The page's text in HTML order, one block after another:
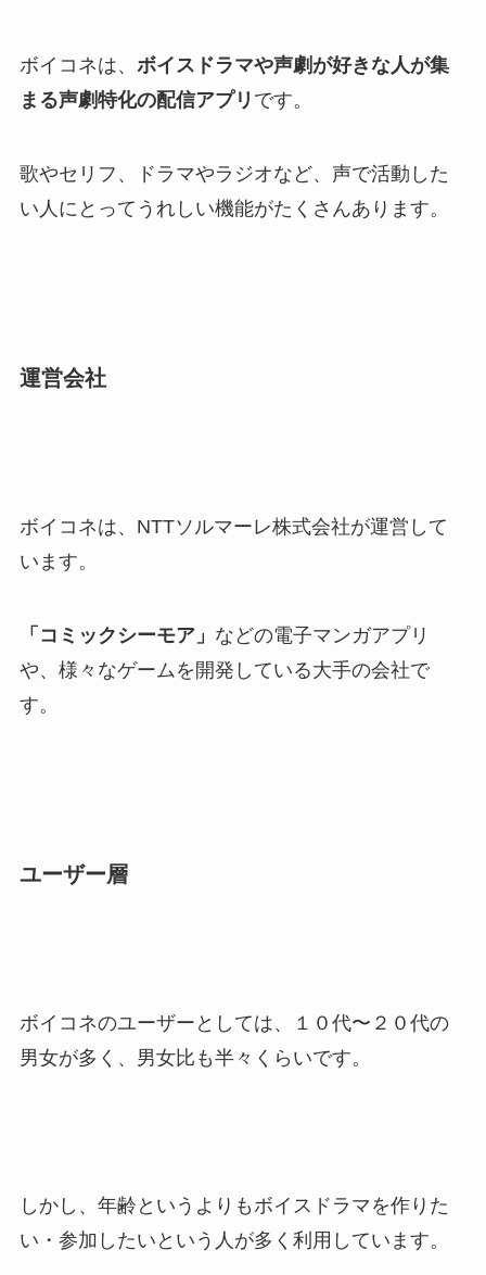
ボイコネは、 ボイスドラマや声劇が好きな人が集
まる声劇特化の配信アプリ です。
歌やセリフ、ドラマやラジオなど、声で活動した
い人にとってうれしい機能がたくさんあります。
運営会社
ボイコネは、NTTソルマーレ株式会社が運営して
います。
「コミックシーモア」 などの電子マンガアプリ
や、様々なゲームを開発している大手の会社で
す。
ユーザー層
ボイコネのユーザーとしては、１０代〜２０代の
男女が多く、男女比も半々くらいです。
しかし、年齢というよりもボイスドラマを作りた
い・参加したいという人が多く利用しています。